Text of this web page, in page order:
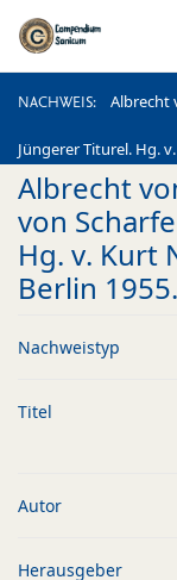
NACHWEIS Albrecht
Jüngerer Titurel. Hg.
NACHWEIS
Albrecht
von
Hg. v. Kurt
Berlin 1955.
Nachweistyp
Titel
Autor
Herausgeber